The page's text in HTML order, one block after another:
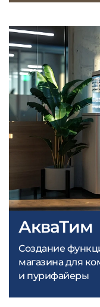
АкваТим
Создание
магазина для
и пурифайеры